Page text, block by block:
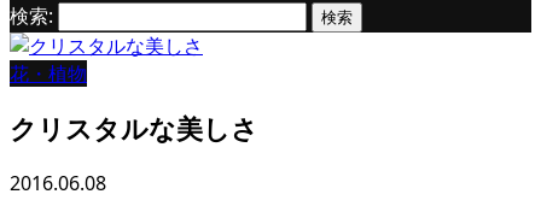
検索:
花・植物
クリスタルな美しさ
2016.06.08